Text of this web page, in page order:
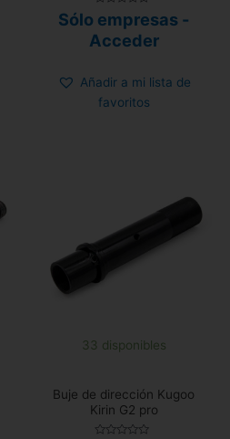
con
0
de
Sólo empresas -
Acceder
Añadir a mi lista de
favoritos
33 disponibles
Buje de dirección Kugoo
Kirin G2 pro